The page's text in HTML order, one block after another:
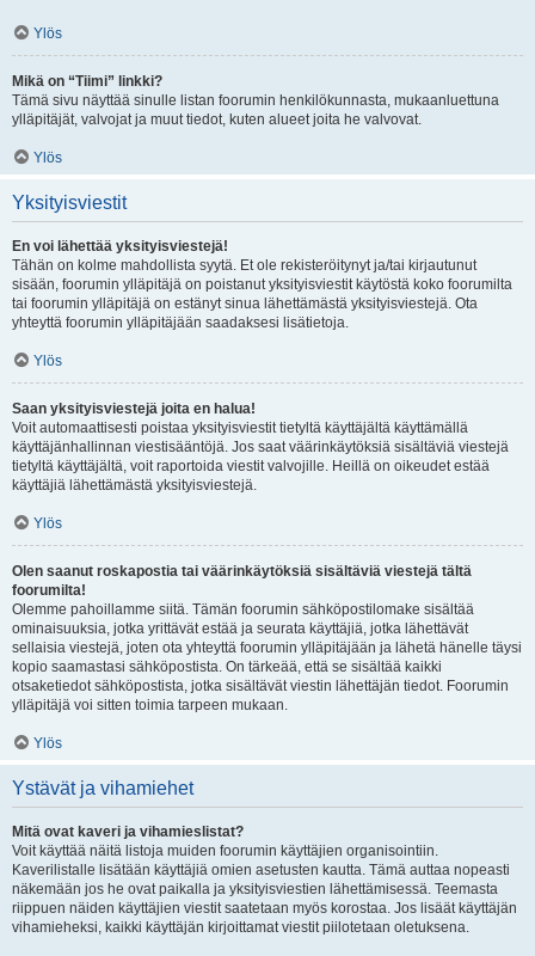
Ylös
Mikä on “Tiimi” linkki?
Tämä sivu näyttää sinulle listan foorumin henkilökunnasta, mukaanluettuna
ylläpitäjät, valvojat ja muut tiedot, kuten alueet joita he valvovat.
Ylös
Yksityisviestit
En voi lähettää yksityisviestejä!
Tähän on kolme mahdollista syytä. Et ole rekisteröitynyt ja/tai kirjautunut
sisään, foorumin ylläpitäjä on poistanut yksityisviestit käytöstä koko foorumilta
tai foorumin ylläpitäjä on estänyt sinua lähettämästä yksityisviestejä. Ota
yhteyttä foorumin ylläpitäjään saadaksesi lisätietoja.
Ylös
Saan yksityisviestejä joita en halua!
Voit automaattisesti poistaa yksityisviestit tietyltä käyttäjältä käyttämällä
käyttäjänhallinnan viestisääntöjä. Jos saat väärinkäytöksiä sisältäviä viestejä
tietyltä käyttäjältä, voit raportoida viestit valvojille. Heillä on oikeudet estää
käyttäjiä lähettämästä yksityisviestejä.
Ylös
Olen saanut roskapostia tai väärinkäytöksiä sisältäviä viestejä tältä
foorumilta!
Olemme pahoillamme siitä. Tämän foorumin sähköpostilomake sisältää
ominaisuuksia, jotka yrittävät estää ja seurata käyttäjiä, jotka lähettävät
sellaisia viestejä, joten ota yhteyttä foorumin ylläpitäjään ja lähetä hänelle täysi
kopio saamastasi sähköpostista. On tärkeää, että se sisältää kaikki
otsaketiedot sähköpostista, jotka sisältävät viestin lähettäjän tiedot. Foorumin
ylläpitäjä voi sitten toimia tarpeen mukaan.
Ylös
Ystävät ja vihamiehet
Mitä ovat kaveri ja vihamieslistat?
Voit käyttää näitä listoja muiden foorumin käyttäjien organisointiin.
Kaverilistalle lisätään käyttäjiä omien asetusten kautta. Tämä auttaa nopeasti
näkemään jos he ovat paikalla ja yksityisviestien lähettämisessä. Teemasta
riippuen näiden käyttäjien viestit saatetaan myös korostaa. Jos lisäät käyttäjän
vihamieheksi, kaikki käyttäjän kirjoittamat viestit piilotetaan oletuksena.